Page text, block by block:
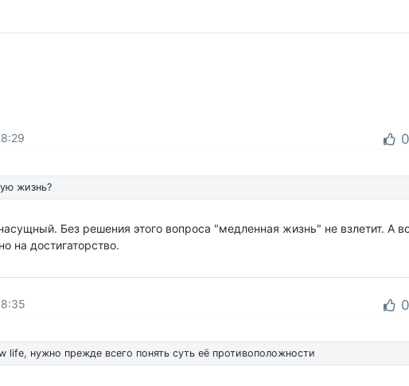
0
жизнь?
Без решения этого вопроса "медленная жизнь" не взлетит. А
на достигаторство.
0
life, нужно прежде всего понять суть её противоположности